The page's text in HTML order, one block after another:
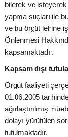
bilerek ve isteyerek
yapma suçları ile
ve bu örgüt lehine
Önlenmesi
kapsamaktadır.
Kapsam dışı
Örgüt faaliyeti
01.06.2005
ağırlaştırılmış
dolayı yürütülen
tutulmaktadır.